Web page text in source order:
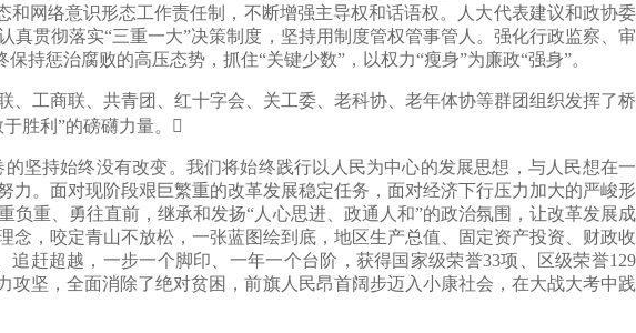
网络意识形态工作责任制，不断增强主导权和话语权。人大代表建议和政协委
贯彻落实“三重一大”决策制度，坚持用制度管权管事管人。强化行政监察、审
持惩治腐败的高压态势，抓住“关键少数”，以权力“瘦身”为廉政“强身”。
工商联、共青团、红十字会、关工委、老科协、老年体协等群团组织发挥了桥
胜利”的磅礴力量。
持始终没有改变。我们将始终践行以人民为中心的发展思想，与人民想在一
。面对现阶段艰巨繁重的改革发展稳定任务，面对经济下行压力加大的严峻形
重、勇往直前，继承和发扬“人心思进、政通人和”的政治氛围，让改革发展成
，咬定青山不放松，一张蓝图绘到底，地区生产总值、固定资产投资、财政收
赶超越，一步一个脚印、一年一个台阶，获得国家级荣誉33项、区级荣誉129
坚，全面消除了绝对贫困，前旗人民昂首阔步迈入小康社会，在大战大考中践